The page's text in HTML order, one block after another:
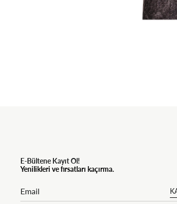
E-Bültene Kayıt Ol!
Yenilikleri ve fırsatları kaçırma.